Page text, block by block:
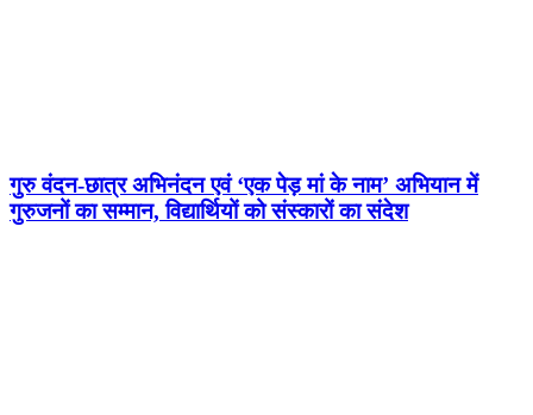
गुरु वंदन-छात्र अभिनंदन एवं ‘एक पेड़ मां के नाम’ अभियान में
गुरुजनों का सम्मान, विद्यार्थियों को संस्कारों का संदेश